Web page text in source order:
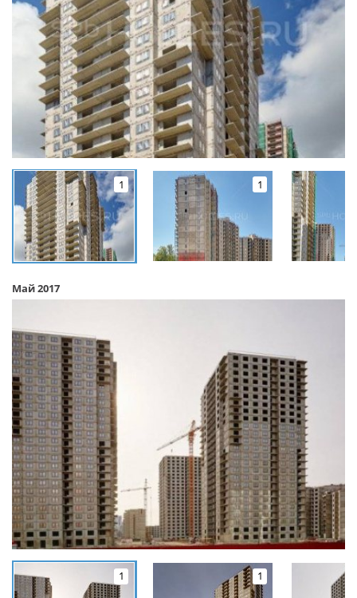
1 1
Май 2017
1 1